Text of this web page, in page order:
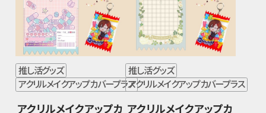
推し活グッズ
アクリルメイクアップカバープラス
アクリルメイクアップカ
推し活グッズ
アクリルメイクアップカバープラス
アクリルメイクアップカ